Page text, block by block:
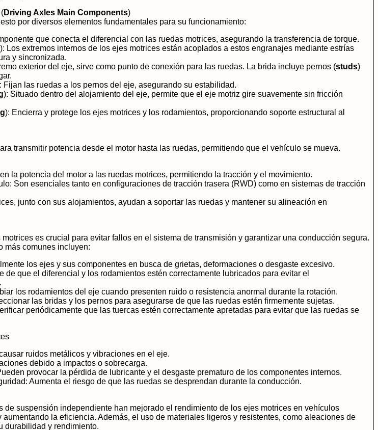
Driving Axles Main Components)
por diversos elementos fundamentales para su funcionamiento:
que conecta el diferencial con las ruedas motrices, asegurando la transferencia de torque.
): Los extremos internos de los ejes motrices están acoplados a estos engranajes mediante estrías
y sincronizada.
exterior del eje, sirve como punto de conexión para las ruedas. La brida incluye pernos (studs)
Fijan las ruedas a los pernos del eje, asegurando su estabilidad.
): Situado dentro del alojamiento del eje, permite que el eje motriz gire suavemente sin fricción
): Encierra y protege los ejes motrices y los rodamientos, proporcionando soporte estructural al
transmitir potencia desde el motor hasta las ruedas, permitiendo que el vehículo se mueva.
la potencia del motor a las ruedas motrices, permitiendo la tracción y el movimiento.
Son esenciales tanto en configuraciones de tracción trasera (RWD) como en sistemas de tracción
junto con sus alojamientos, ayudan a soportar las ruedas y mantener su alineación en
es crucial para evitar fallos en el sistema de transmisión y garantizar una conducción segura.
más comunes incluyen:
los ejes y sus componentes en busca de grietas, deformaciones o desgaste excesivo.
de que el diferencial y los rodamientos estén correctamente lubricados para evitar el
los rodamientos del eje cuando presenten ruido o resistencia anormal durante la rotación.
las bridas y los pernos para asegurarse de que las ruedas estén firmemente sujetas.
periódicamente que las tuercas estén correctamente apretadas para evitar que las ruedas se
ruidos metálicos y vibraciones en el eje.
debido a impactos o sobrecarga.
provocar la pérdida de lubricante y el desgaste prematuro de los componentes internos.
Aumenta el riesgo de que las ruedas se desprendan durante la conducción.
de suspensión independiente han mejorado el rendimiento de los ejes motrices en vehículos
la eficiencia. Además, el uso de materiales ligeros y resistentes, como aleaciones de
durabilidad y rendimiento.